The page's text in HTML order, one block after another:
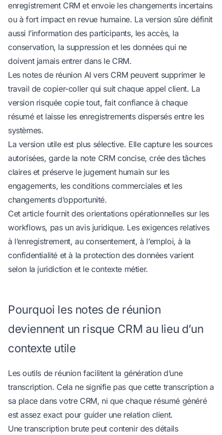
enregistrement CRM et envoie les changements incertains
ou à fort impact en revue humaine. La version sûre définit
aussi l’information des participants, les accès, la
conservation, la suppression et les données qui ne
doivent jamais entrer dans le CRM.
Les notes de réunion AI vers CRM peuvent supprimer le
travail de copier-coller qui suit chaque appel client. La
version risquée copie tout, fait confiance à chaque
résumé et laisse les enregistrements dispersés entre les
systèmes.
La version utile est plus sélective. Elle capture les sources
autorisées, garde la note CRM concise, crée des tâches
claires et préserve le jugement humain sur les
engagements, les conditions commerciales et les
changements d’opportunité.
Cet article fournit des orientations opérationnelles sur les
workflows, pas un avis juridique. Les exigences relatives
à l’enregistrement, au consentement, à l’emploi, à la
confidentialité et à la protection des données varient
selon la juridiction et le contexte métier.
Pourquoi les notes de réunion
deviennent un risque CRM au lieu d’un
contexte utile
Les outils de réunion facilitent la génération d’une
transcription. Cela ne signifie pas que cette transcription a
sa place dans votre CRM, ni que chaque résumé généré
est assez exact pour guider une relation client.
Une transcription brute peut contenir des détails